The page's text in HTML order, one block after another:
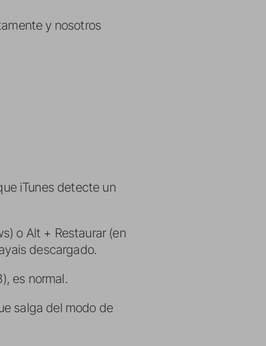
y nosotros
iTunes detecte un
o Alt + Restaurar (en
descargado.
es normal.
salga del modo de